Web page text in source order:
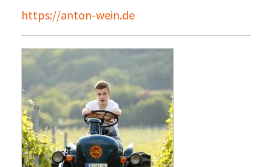
https://anton-wein.de